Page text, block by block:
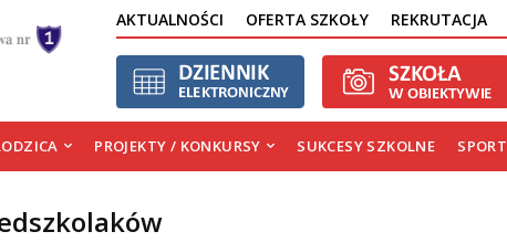
AKTUALNOŚCI OFERTA SZKOŁY REKRUTACJA
PROJEKTY / KONKURSY SUKCESY SZKOLNE SPORT